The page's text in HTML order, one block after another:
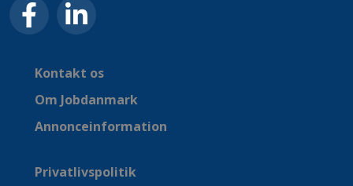
Kontakt os
Om Jobdanmark
Annonceinformation
Privatlivspolitik